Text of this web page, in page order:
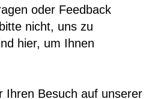
oder Feedback
nicht, uns zu
hier, um Ihnen
Ihren Besuch auf unserer